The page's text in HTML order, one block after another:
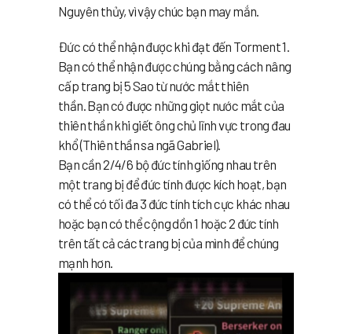
Nguyên thủy, vì vậy chúc bạn may mắn.
Đức có thể nhận được khi đạt đến Torment 1.
Bạn có thể nhận được chúng bằng cách nâng
cấp trang bị 5 Sao từ nước mắt thiên
thần. Bạn có được những giọt nước mắt của
thiên thần khi giết ông chủ lĩnh vực trong đau
khổ (Thiên thần sa ngã Gabriel).
Bạn cần 2/4/6 bộ đức tính giống nhau trên
một trang bị để đức tính được kích hoạt, bạn
có thể có tối đa 3 đức tính tích cực khác nhau
hoặc bạn có thể cộng dồn 1 hoặc 2 đức tính
trên tất cả các trang bị của mình để chúng
mạnh hơn.